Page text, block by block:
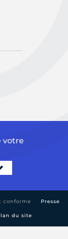
votre
conforme Presse
du site